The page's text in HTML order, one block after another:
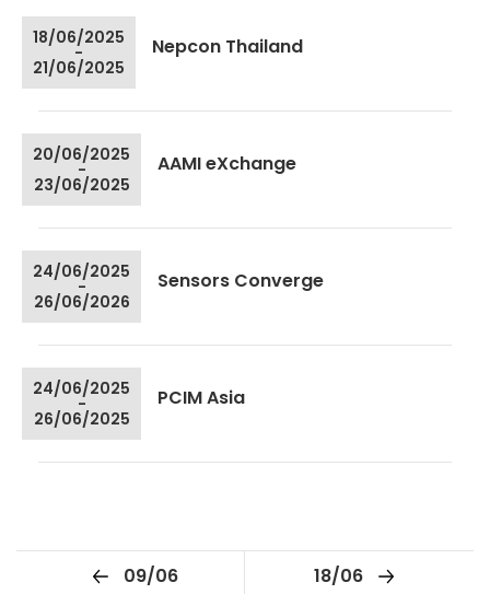
18/06/2025
-
21/06/2025
Nepcon Thailand
20/06/2025
-
23/06/2025
AAMI eXchange
24/06/2025
-
26/06/2026
Sensors Converge
24/06/2025
-
26/06/2025
PCIM Asia
09/06 18/06